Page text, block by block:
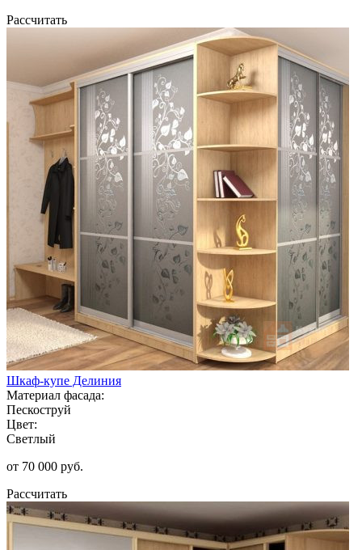
Рассчитать
Шкаф-купе Делиния
Материал фасада:
Пескоструй
Цвет:
Светлый
от 70 000 руб.
Рассчитать